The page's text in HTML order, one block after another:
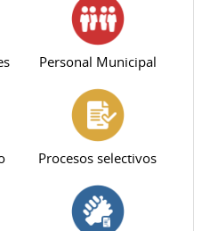
Personal Municipal
Procesos selectivos